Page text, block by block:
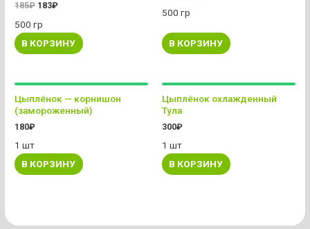
185₽ 183₽
500 гр
В КОРЗИНУ
500 гр
В КОРЗИНУ
Цыплёнок — корнишон
(замороженный)
180₽
1 шт
В КОРЗИНУ
Цыплёнок охлажденный
Тула
300₽
1 шт
В КОРЗИНУ